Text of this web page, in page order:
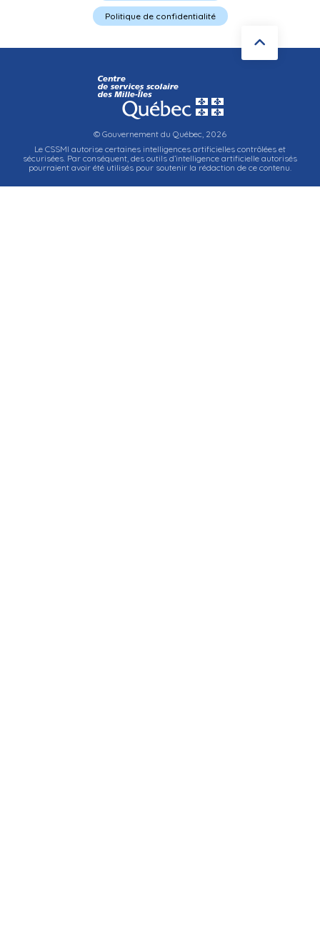
Politique de confidentialité
© Gouvernement du Québec, 2026
Le CSSMI autorise certaines intelligences artificielles contrôlées et
sécurisées. Par conséquent, des outils d’intelligence artificielle autorisés
pourraient avoir été utilisés pour soutenir la rédaction de ce contenu.